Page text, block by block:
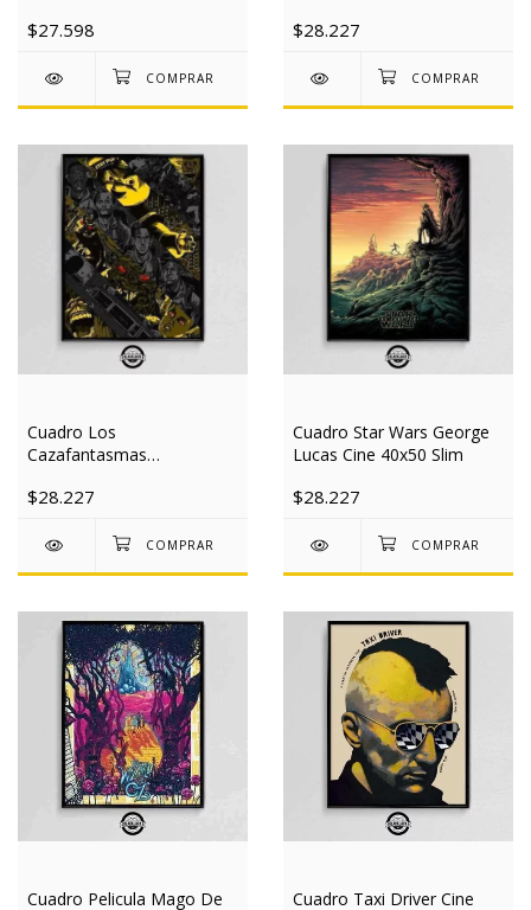
$27.598 $28.227
Cuadro Los
Cazafantasmas
40x50 Slim
$28.227
Cuadro Star Wars George
Lucas Cine 40x50 Slim
$28.227
Cuadro Pelicula Mago De
Cuadro Taxi Driver Cine